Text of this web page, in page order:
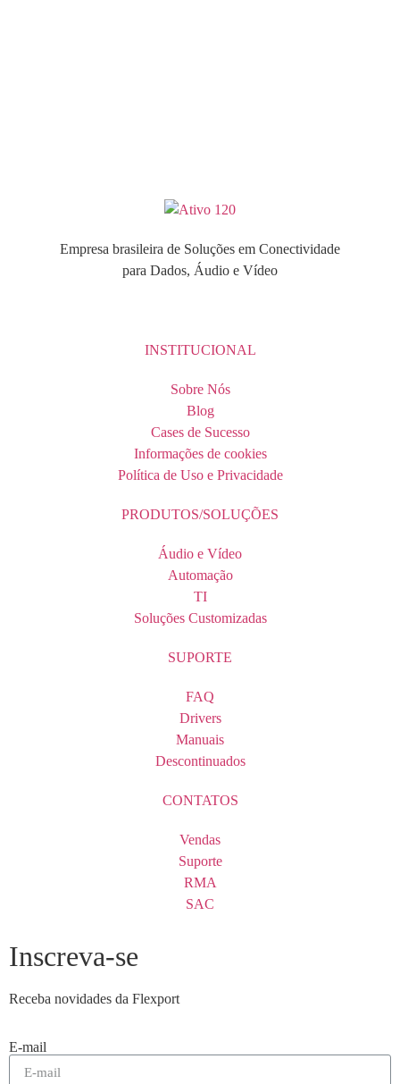
Empresa brasileira de Soluções em Conectividade
para Dados, Áudio e Vídeo
INSTITUCIONAL
Sobre Nós
Blog
Cases de Sucesso
Informações de cookies
Política de Uso e Privacidade
PRODUTOS/SOLUÇÕES
Áudio e Vídeo
Automação
TI
Soluções Customizadas
SUPORTE
FAQ
Drivers
Manuais
Descontinuados
CONTATOS
Vendas
Suporte
RMA
SAC
Inscreva-se
Receba novidades da Flexport
E-mail